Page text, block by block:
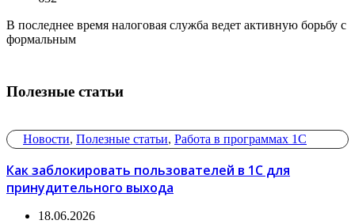
В последнее время налоговая служба ведет активную борьбу с
формальным
Полезные статьи
Новости, Полезные статьи, Работа в программах 1С
Как заблокировать пользователей в 1С для
принудительного выхода
18.06.2026